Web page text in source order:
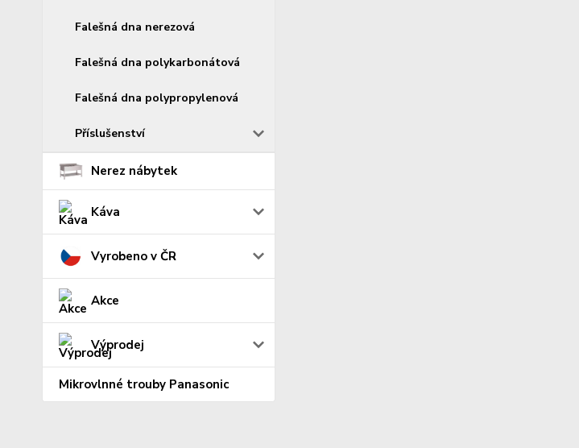
Falešná dna nerezová
Falešná dna polykarbonátová
Falešná dna polypropylenová
Příslušenství
Nerez nábytek
Káva
Vyrobeno v ČR
Akce
Výprodej
Mikrovlnné trouby Panasonic